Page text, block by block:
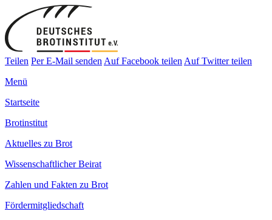
Teilen Per E-Mail senden Auf Facebook teilen Auf Twitter teilen
Menü
Startseite
Brotinstitut
Aktuelles zu Brot
Wissenschaftlicher Beirat
Zahlen und Fakten zu Brot
Fördermitgliedschaft